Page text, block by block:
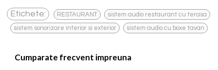
Etichete: RESTAURANT , sistem audio restaurant cu terasa ,
sistem sonorizare interior si exterior sistem audio cu boxe tavan
Cumparate frecvent impreuna